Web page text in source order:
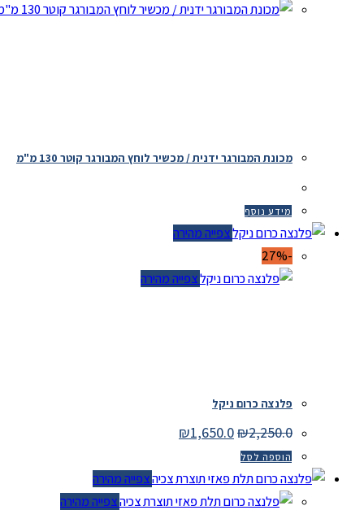
מכונת המבורגר ידנית / מכשיר לוחץ המבורגר קוטר 130 מ"מ
מידע נוסף
צפייה מהירה
צפייה מהירה
פלנצה כרום ניקל
₪2,250.0 המחיר
המקורי
היה:
₪2,250.0.
₪1,650.0 המחיר
הנוכחי
₪1,650.0.
הוספה לסל
צפייה מהירה
צפייה מהירה